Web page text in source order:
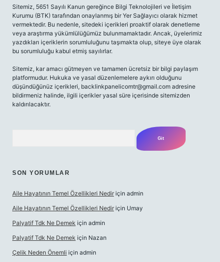
Sitemiz, 5651 Sayılı Kanun gereğince Bilgi Teknolojileri ve İletişim
Kurumu (BTK) tarafından onaylanmış bir Yer Sağlayıcı olarak hizmet
vermektedir. Bu nedenle, sitedeki içerikleri proaktif olarak denetleme
veya araştırma yükümlülüğümüz bulunmamaktadır. Ancak, üyelerimiz
yazdıkları içeriklerin sorumluluğunu taşımakta olup, siteye üye olarak
bu sorumluluğu kabul etmiş sayılırlar.
Sitemiz, kar amacı gütmeyen ve tamamen ücretsiz bir bilgi paylaşım
platformudur. Hukuka ve yasal düzenlemelere aykırı olduğunu
düşündüğünüz içerikleri, backlinkpanelicomtr@gmail.com adresine
bildirmeniz halinde, ilgili içerikler yasal süre içerisinde sitemizden
kaldırılacaktır.
SON YORUMLAR
Aile Hayatının Temel Özellikleri Nedir için admin
Aile Hayatının Temel Özellikleri Nedir için Umay
Palyatif Tdk Ne Demek için admin
Palyatif Tdk Ne Demek için Nazan
Çelik Neden Önemli için admin